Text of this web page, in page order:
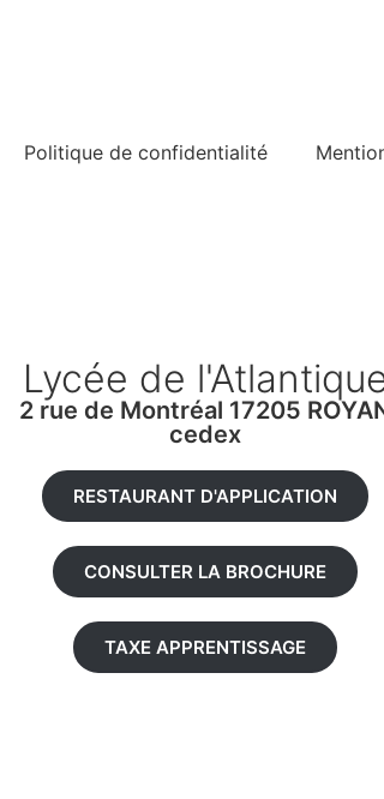
Politique de confidentialité
Lycée de
2 rue de Montréal 17205
cedex
RESTAURANT D'APPLICATION
CONSULTER LA BROCHURE
TAXE APPRENTISSAGE